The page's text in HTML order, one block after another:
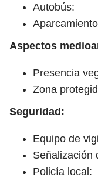
Autobús:
Aspectos
Presencia
Zona
Seguridad:
Equipo de
Señalización
Policía local: